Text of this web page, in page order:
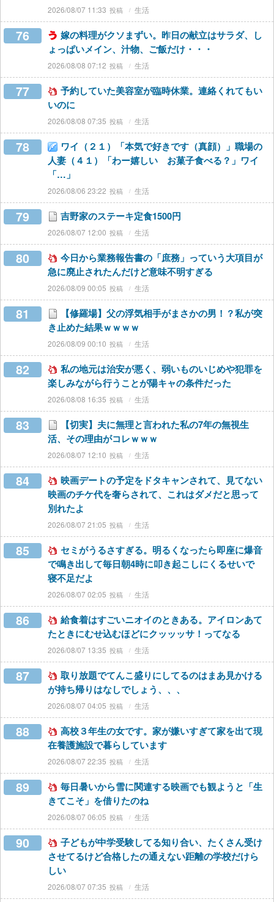
2026/08/07 11:33 生活
76
嫁の料理がクソまずい。昨日の献立はサラダ、し
ょっぱいメイン、汁物、ご飯だけ・・・
2026/08/08 07:12 生活
77
予約していた美容室が臨時休業。連絡くれてもい
いのに
2026/08/08 07:35 生活
78
ワイ（２１）「本気で好きです（真顔）」職場の
人妻（４１）「わー嬉しい お菓子食べる？」ワイ
「…」
2026/08/06 23:22 生活
79 吉野家のステーキ定食1500円
2026/08/07 12:00 生活
80
今日から業務報告書の「庶務」っていう大項目が
急に廃止されたんだけど意味不明すぎる
2026/08/09 00:05 生活
81
【修羅場】父の浮気相手がまさかの男！？私が突
き止めた結果ｗｗｗｗ
2026/08/09 00:10 生活
82
私の地元は治安が悪く、弱いものいじめや犯罪を
楽しみながら行うことが陽キャの条件だった
2026/08/08 16:35 生活
83
【切実】夫に無理と言われた私の7年の無視生
活、その理由がコレｗｗｗ
2026/08/07 12:10 生活
84
映画デートの予定をドタキャンされて、見てない
映画のチケ代を奢らされて、これはダメだと思って
別れたよ
2026/08/07 21:05 生活
85
セミがうるさすぎる。明るくなったら即座に爆音
で鳴き出して毎日朝4時に叩き起こしにくるせいで
寝不足だよ
2026/08/07 02:05 生活
86
給食着はすごいニオイのときある。アイロンあて
たときにむせ込むほどにクッッッサ！ってなる
2026/08/07 13:35 生活
87
取り放題でてんこ盛りにしてるのはまあ見かける
が持ち帰りはなしでしょう、、、
2026/08/07 04:05 生活
88
高校３年生の女です。家が嫌いすぎて家を出て現
在養護施設で暮らしています
2026/08/07 22:35 生活
89
毎日暑いから雪に関連する映画でも観ようと「生
きてこそ」を借りたのね
2026/08/07 06:05 生活
90
子どもが中学受験してる知り合い、たくさん受け
させてるけど合格したの通えない距離の学校だけら
しい
2026/08/07 07:35 生活